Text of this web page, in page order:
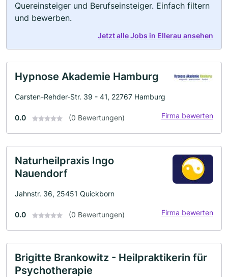
Quereinsteiger und Berufseinsteiger. Einfach filtern
und bewerben.
Jetzt alle Jobs in Ellerau ansehen
Hypnose Akademie Hamburg
Carsten-Rehder-Str. 39 - 41, 22767 Hamburg
0.0 (0 Bewertungen) Firma bewerten
Naturheilpraxis Ingo
Nauendorf
Jahnstr. 36, 25451 Quickborn
0.0 (0 Bewertungen) Firma bewerten
Brigitte Brankowitz - Heilpraktikerin für
Psychotherapie